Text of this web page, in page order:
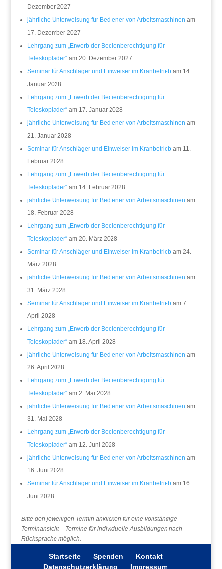
Dezember 2027
jährliche Unterweisung für Bediener von Arbeitsmaschinen am
17. Dezember 2027
Lehrgang zum „Erwerb der Bedienberechtigung für
Teleskoplader“am 20. Dezember 2027
Seminar für Anschläger und Einweiser im Kranbetriebam 14.
Januar 2028
Lehrgang zum „Erwerb der Bedienberechtigung für
Teleskoplader“am 17. Januar 2028
jährliche Unterweisung für Bediener von Arbeitsmaschinen am
21. Januar 2028
Seminar für Anschläger und Einweiser im Kranbetriebam 11.
Februar 2028
Lehrgang zum „Erwerb der Bedienberechtigung für
Teleskoplader“am 14. Februar 2028
jährliche Unterweisung für Bediener von Arbeitsmaschinen am
18. Februar 2028
Lehrgang zum „Erwerb der Bedienberechtigung für
Teleskoplader“am 20. März 2028
Seminar für Anschläger und Einweiser im Kranbetriebam 24.
März 2028
jährliche Unterweisung für Bediener von Arbeitsmaschinen am
31. März 2028
Seminar für Anschläger und Einweiser im Kranbetriebam 7.
April 2028
Lehrgang zum „Erwerb der Bedienberechtigung für
Teleskoplader“am 18. April 2028
jährliche Unterweisung für Bediener von Arbeitsmaschinen am
26. April 2028
Lehrgang zum „Erwerb der Bedienberechtigung für
Teleskoplader“am 2. Mai 2028
jährliche Unterweisung für Bediener von Arbeitsmaschinen am
31. Mai 2028
Lehrgang zum „Erwerb der Bedienberechtigung für
Teleskoplader“am 12. Juni 2028
jährliche Unterweisung für Bediener von Arbeitsmaschinen am
16. Juni 2028
Seminar für Anschläger und Einweiser im Kranbetriebam 16.
Juni 2028
Bitte den jeweiligen Termin anklicken für eine vollständige
Terminansicht – Termine für individuelle Ausbildungen nach
Rücksprache möglich.
Startseite Spenden
Kontakt
Datenschutzerklärung
Impressum